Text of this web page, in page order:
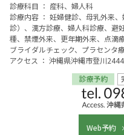
診療科目 ： 産科、婦人科
診療内容 ： 妊婦健診、母乳外来
診）、漢方診療、婦人科診療、避
種、禁煙外来、更年期外来、点滴
ブライダルチェック、プラセンタ
アクセス ： 沖縄県沖縄市登川
Web予約